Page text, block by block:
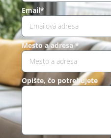
Email*
Mesto a adresa *
Opíšte, čo potrebujete